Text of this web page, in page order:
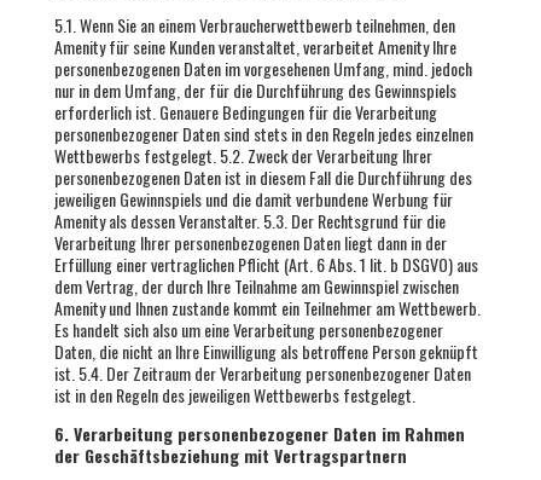
5.1. Wenn Sie an einem Verbraucherwettbewerb teilnehmen, den
Amenity für seine Kunden veranstaltet, verarbeitet Amenity Ihre
personenbezogenen Daten im vorgesehenen Umfang, mind. jedoch
nur in dem Umfang, der für die Durchführung des Gewinnspiels
erforderlich ist. Genauere Bedingungen für die Verarbeitung
personenbezogener Daten sind stets in den Regeln jedes einzelnen
Wettbewerbs festgelegt. 5.2. Zweck der Verarbeitung Ihrer
personenbezogenen Daten ist in diesem Fall die Durchführung des
jeweiligen Gewinnspiels und die damit verbundene Werbung für
Amenity als dessen Veranstalter. 5.3. Der Rechtsgrund für die
Verarbeitung Ihrer personenbezogenen Daten liegt dann in der
Erfüllung einer vertraglichen Pflicht (Art. 6 Abs. 1 lit. b DSGVO) aus
dem Vertrag, der durch Ihre Teilnahme am Gewinnspiel zwischen
Amenity und Ihnen zustande kommt ein Teilnehmer am Wettbewerb.
Es handelt sich also um eine Verarbeitung personenbezogener
Daten, die nicht an Ihre Einwilligung als betroffene Person geknüpft
ist. 5.4. Der Zeitraum der Verarbeitung personenbezogener Daten
ist in den Regeln des jeweiligen Wettbewerbs festgelegt.
6. Verarbeitung personenbezogener Daten im Rahmen
der Geschäftsbeziehung mit Vertragspartnern